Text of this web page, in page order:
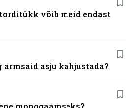
võib meid endast
asju kahjustada?
monogaamseks?